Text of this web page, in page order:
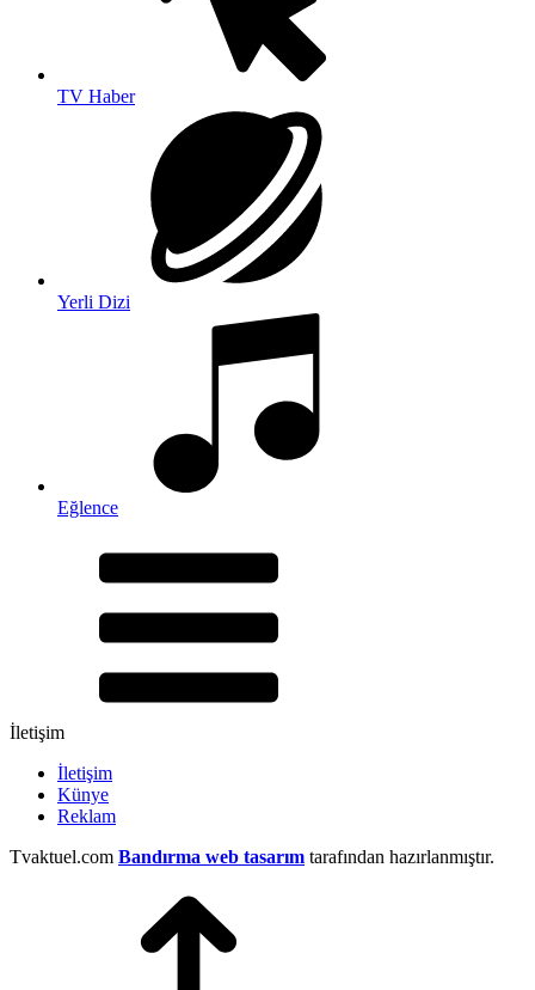
TV Haber
Yerli Dizi
Eğlence
İletişim
İletişim
Künye
Reklam
Tvaktuel.com Bandırma web tasarım tarafından hazırlanmıştır.